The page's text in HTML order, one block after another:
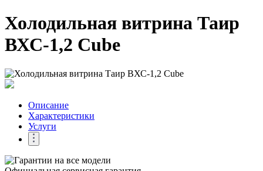
Холодильная витрина Таир
ВХС-1,2 Cube
Описание
Характеристики
Услуги